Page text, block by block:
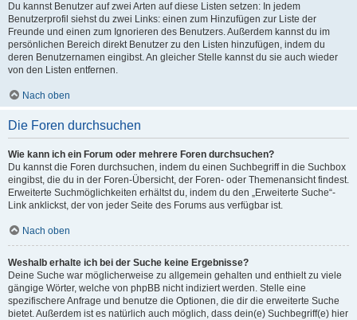
Du kannst Benutzer auf zwei Arten auf diese Listen setzen: In jedem
Benutzerprofil siehst du zwei Links: einen zum Hinzufügen zur Liste der
Freunde und einen zum Ignorieren des Benutzers. Außerdem kannst du im
persönlichen Bereich direkt Benutzer zu den Listen hinzufügen, indem du
deren Benutzernamen eingibst. An gleicher Stelle kannst du sie auch wieder
von den Listen entfernen.
Nach oben
Die Foren durchsuchen
Wie kann ich ein Forum oder mehrere Foren durchsuchen?
Du kannst die Foren durchsuchen, indem du einen Suchbegriff in die Suchbox
eingibst, die du in der Foren-Übersicht, der Foren- oder Themenansicht findest.
Erweiterte Suchmöglichkeiten erhältst du, indem du den „Erweiterte Suche“-
Link anklickst, der von jeder Seite des Forums aus verfügbar ist.
Nach oben
Weshalb erhalte ich bei der Suche keine Ergebnisse?
Deine Suche war möglicherweise zu allgemein gehalten und enthielt zu viele
gängige Wörter, welche von phpBB nicht indiziert werden. Stelle eine
spezifischere Anfrage und benutze die Optionen, die dir die erweiterte Suche
bietet. Außerdem ist es natürlich auch möglich, dass dein(e) Suchbegriff(e) hier